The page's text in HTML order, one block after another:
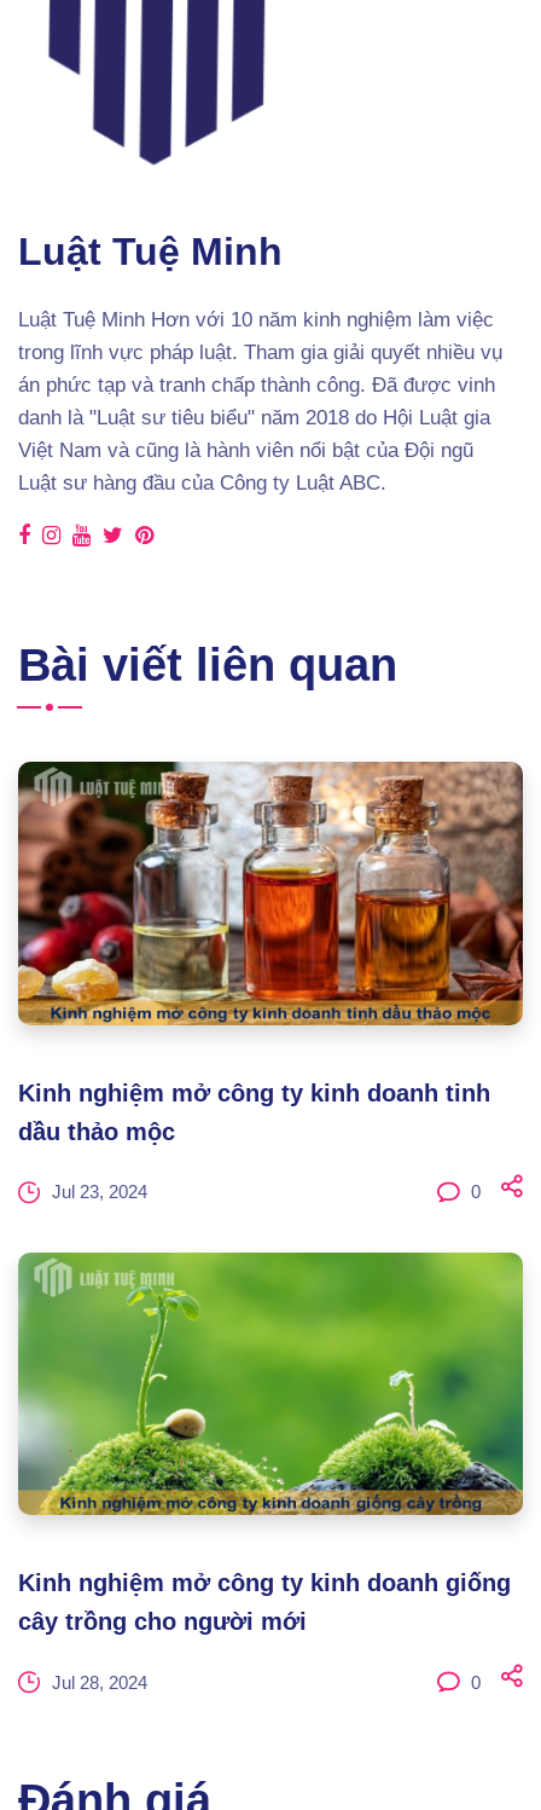
Luật Tuệ Minh
Luật Tuệ Minh Hơn với 10 năm kinh nghiệm làm việc
trong lĩnh vực pháp luật. Tham gia giải quyết nhiều vụ
án phức tạp và tranh chấp thành công. Đã được vinh
danh là "Luật sư tiêu biểu" năm 2018 do Hội Luật gia
Việt Nam và cũng là hành viên nổi bật của Đội ngũ
Luật sư hàng đầu của Công ty Luật ABC.
Bài viết liên quan
Kinh nghiệm mở công ty kinh doanh tinh
dầu thảo mộc
Jul 23, 2024 0
Kinh nghiệm mở công ty kinh doanh giống
cây trồng cho người mới
Jul 28, 2024 0